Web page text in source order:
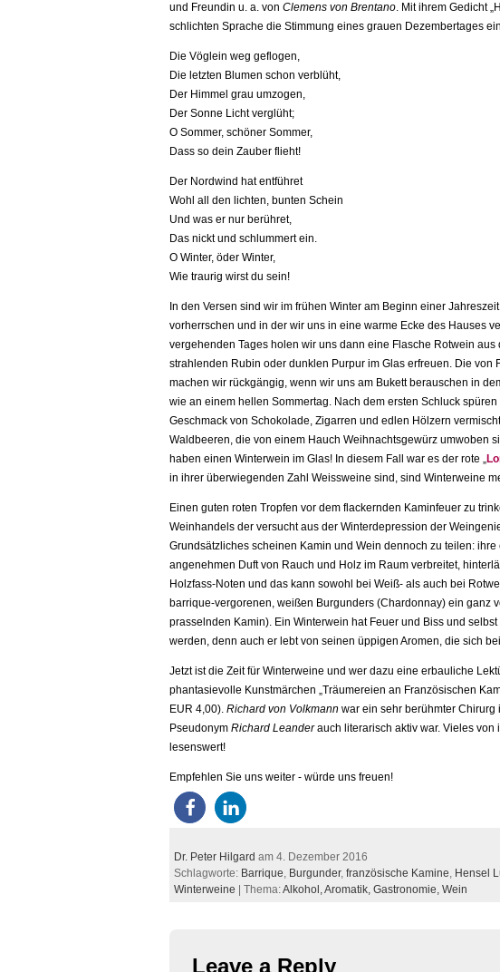
und Freundin u. a. von Clemens von Brentano. Mit ihrem Gedicht
schlichten Sprache die Stimmung eines grauen Dezembertages
Die Vöglein weg geflogen,
Die letzten Blumen schon verblüht,
Der Himmel grau umzogen,
Der Sonne Licht verglüht;
O Sommer, schöner Sommer,
Dass so dein Zauber flieht!
Der Nordwind hat entführet
Wohl all den lichten, bunten Schein
Und was er nur berühret,
Das nickt und schlummert ein.
O Winter, öder Winter,
Wie traurig wirst du sein!
In den Versen sind wir im frühen Winter am Beginn einer
vorherrschen und in der wir uns in eine warme Ecke des Hauses
vergehenden Tages holen wir uns dann eine Flasche Rotwein
strahlenden Rubin oder dunklen Purpur im Glas erfreuen. Die von
machen wir rückgängig, wenn wir uns am Bukett berauschen in
wie an einem hellen Sommertag. Nach dem ersten Schluck
Geschmack von Schokolade, Zigarren und edlen Hölzern
Waldbeeren, die von einem Hauch Weihnachtsgewürz umwoben
haben einen Winterwein im Glas! In diesem Fall war es der rote „
in ihrer überwiegenden Zahl Weissweine sind, sind Winterweine
Einen guten roten Tropfen vor dem flackernden Kaminfeuer zu
Weinhandels der versucht aus der Winterdepression der
Grundsätzliches scheinen Kamin und Wein dennoch zu teilen:
angenehmen Duft von Rauch und Holz im Raum verbreitet,
Holzfass-Noten und das kann sowohl bei Weiß- als auch bei
barrique-vergorenen, weißen Burgunders (Chardonnay) ein ganz
prasselnden Kamin). Ein Winterwein hat Feuer und Biss und
werden, denn auch er lebt von seinen üppigen Aromen, die sich
Jetzt ist die Zeit für Winterweine und wer dazu eine erbauliche
phantasievolle Kunstmärchen „Träumereien an Französischen
EUR 4,00). Richard von Volkmann war ein sehr berühmter
Pseudonym Richard Leanderauch literarisch aktiv war. Vieles von
lesenswert!
Empfehlen Sie uns weiter - würde uns freuen!
Dr. Peter Hilgard am 4. Dezember 2016
Schlagworte: Barrique, Burgunder, französische Kamine, Hensel
Winterweine | Thema:Alkohol,Aromatik, Gastronomie, Wein
Leave a Reply